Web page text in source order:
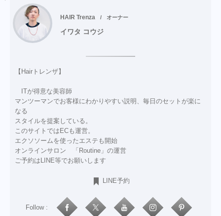
HAIR Trenza オーナー
イワタ コウジ
【Hairトレンザ】
ITが得意な美容師
マンツーマンでお客様にわかりやすい説明、毎日のセットが楽に
なる
スタイルを提案している。
このサイトではECも運営。
エクソソームを使ったエステも開始
オンラインサロン 「Routine」の運営
ご予約はLINE等でお願いします
LINE予約
Follow :